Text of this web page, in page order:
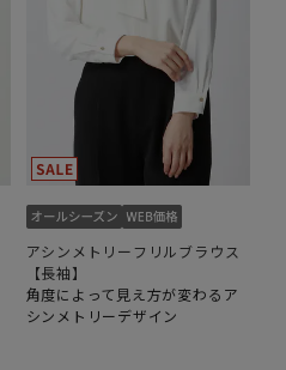
アシンメトリーフリルブラウス
【長袖】
角度によって見え方が変わるア
シンメトリーデザイン